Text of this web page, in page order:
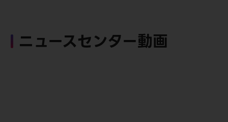
ニュースセンター動画